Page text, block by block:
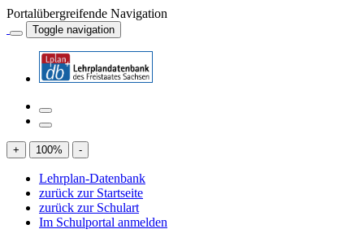
Portalübergreifende Navigation
Toggle navigation
+ 100% -
Lehrplan-Datenbank
zurück zur Startseite
zurück zur Schulart
Im Schulportal anmelden